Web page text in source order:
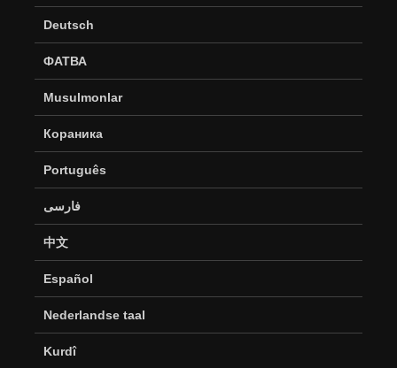
Deutsch
ФАТВА
Musulmonlar
Кораника
Português
فارسی
中文
Español
Nederlandse taal
Kurdî